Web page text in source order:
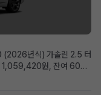
(2026년식) 가솔린 2.5 터
1,059,420원, 잔여 60개
급의 860km 짧은 주행거